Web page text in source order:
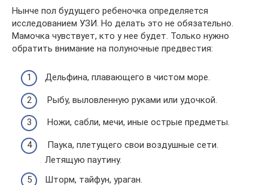
Нынче пол будущего ребеночка определяется
исследованием УЗИ. Но делать это не обязательно.
Мамочка чувствует, кто у нее будет. Только нужно
обратить внимание на полуночные предвестия:
Дельфина, плавающего в чистом море.
Рыбу, выловленную руками или удочкой.
Ножи, сабли, мечи, иные острые предметы.
Паука, плетущего свои воздушные сети.
Летящую паутину.
Шторм, тайфун, ураган.